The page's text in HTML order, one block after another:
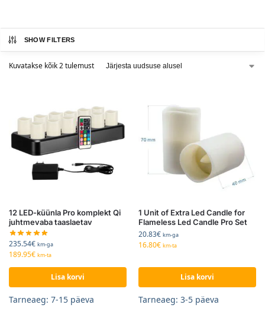
SHOW FILTERS
Kuvatakse kõik 2 tulemust
12 LED-küünla Pro komplekt Qi
juhtmevaba taaslaetav
235.54€ km-ga
189.95€ km-ta
Lisa korvi
Tarneaeg: 7-15 päeva
1 Unit of Extra Led Candle for
Flameless Led Candle Pro Set
20.83€ km-ga
16.80€ km-ta
Lisa korvi
Tarneaeg: 3-5 päeva